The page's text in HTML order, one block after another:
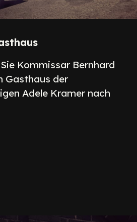
Kommissar Bernhard
Gasthaus der
Adele Kramer nach